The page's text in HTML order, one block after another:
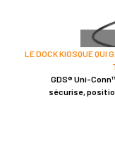
LE DOCK KIOSQUE QUI
GDS® Uni-
sécurise,